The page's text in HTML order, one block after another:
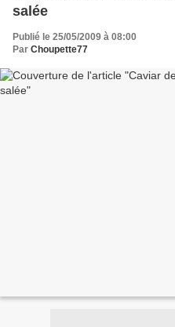
salée
Publié le 25/05/2009 à 08:00
Par Choupette77